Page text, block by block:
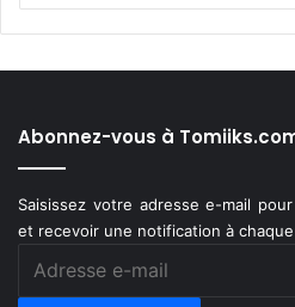
Abonnez-vous à
Saisissez votre adresse e-mail
et recevoir une notification à